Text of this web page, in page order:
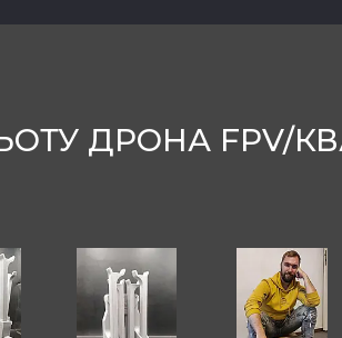
ДРОНА FPV/